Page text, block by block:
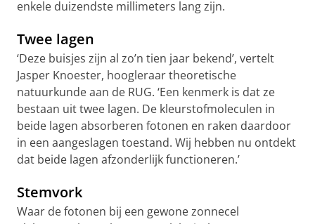
enkele duizendste millimeters lang zijn.
Twee lagen
‘Deze buisjes zijn al zo’n tien jaar bekend’, vertelt
Jasper Knoester, hoogleraar theoretische
natuurkunde aan de RUG. ‘Een kenmerk is dat ze
bestaan uit twee lagen. De kleurstofmoleculen in
beide lagen absorberen fotonen en raken daardoor
in een aangeslagen toestand. Wij hebben nu ontdekt
dat beide lagen afzonderlijk functioneren.’
Stemvork
Waar de fotonen bij een gewone zonnecel